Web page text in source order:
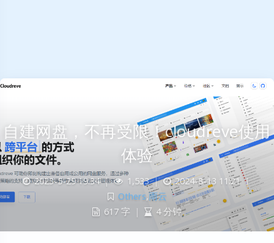
自建网盘，不再受限！cloudreve使用
体验
2023-5-29 19:34 | 1,533 | 2024-8-13 11:21 |
Others,雨云
617 字
| 4 分钟